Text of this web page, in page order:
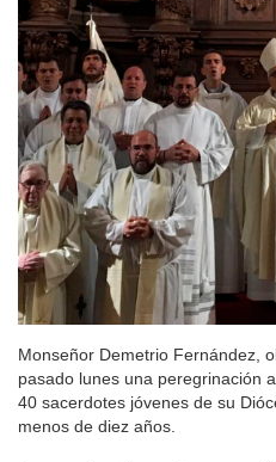
Monseñor Demetrio Fernández,
pasado lunes una peregrinación
40 sacerdotes jóvenes de su
menos de diez años.